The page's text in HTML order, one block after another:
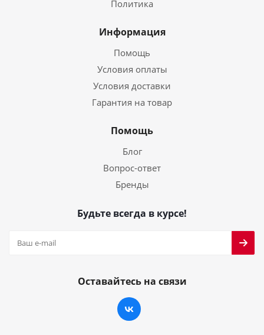
Политика
Информация
Помощь
Условия оплаты
Условия доставки
Гарантия на товар
Помощь
Блог
Вопрос-ответ
Бренды
Будьте всегда в курсе!
Оставайтесь на связи